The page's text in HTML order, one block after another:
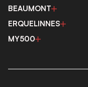
BEAUMONT
ERQUELINNES
MY500